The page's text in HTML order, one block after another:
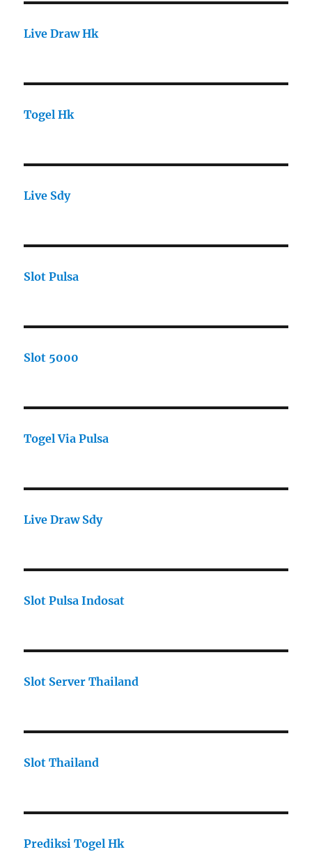
Live Draw Hk
Togel Hk
Live Sdy
Slot Pulsa
Slot 5000
Togel Via Pulsa
Live Draw Sdy
Slot Pulsa Indosat
Slot Server Thailand
Slot Thailand
Prediksi Togel Hk